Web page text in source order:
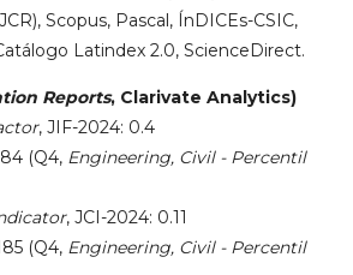
Scopus, Pascal, ÍnDICEs-CSIC,
Latindex 2.0, ScienceDirect.
Reports, Clarivate Analytics)
, JIF-2024: 0.4
(Q4, Engineering, Civil - Percentil
, JCI-2024: 0.11
(Q4, Engineering, Civil - Percentil